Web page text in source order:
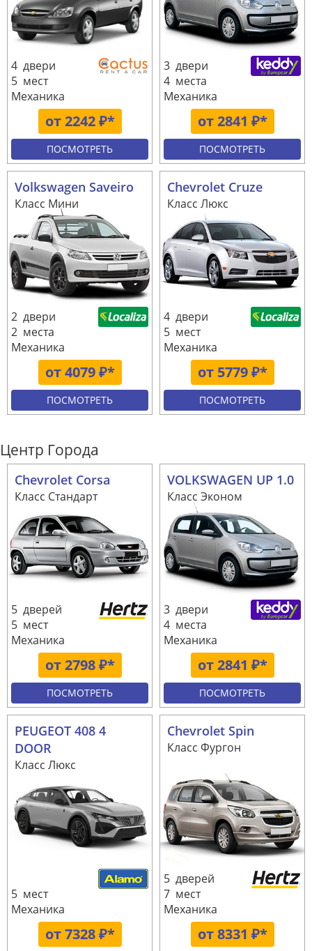
от 2242 ₽*
4 двери
5 мест
Механика
ПОСМОТРЕТЬ
от 2841 ₽*
3 двери
4 места
Механика
ПОСМОТРЕТЬ
Volkswagen Saveiro
Класс Мини
от 4079 ₽*
2 двери
2 места
Механика
ПОСМОТРЕТЬ
Chevrolet Cruze
Класс Люкс
от 5779 ₽*
4 двери
5 мест
Механика
ПОСМОТРЕТЬ
Центр Города
Chevrolet Corsa
Класс Стандарт
от 2798 ₽*
5 дверей
5 мест
Механика
ПОСМОТРЕТЬ
VOLKSWAGEN UP 1.0
Класс Эконом
от 2841 ₽*
3 двери
4 места
Механика
ПОСМОТРЕТЬ
PEUGEOT 408 4
DOOR
Класс Люкс
от 7328 ₽*
5 мест
Механика
Chevrolet Spin
Класс Фургон
от 8331 ₽*
5 дверей
7 мест
Механика